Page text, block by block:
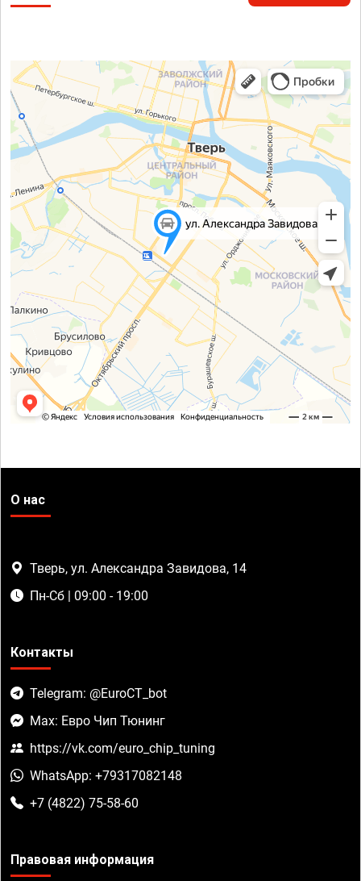
О нас
Тверь, ул. Александра Завидова, 14
Пн-Сб | 09:00 - 19:00
Контакты
Telegram: @EuroCT_bot
Max: Евро Чип Тюнинг
https://vk.com/euro_chip_tuning
WhatsApp: +79317082148
+7 (4822) 75-58-60
Правовая информация